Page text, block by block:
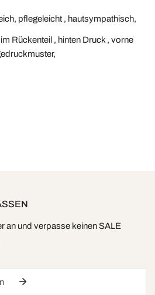
pflegeleicht , hautsympathisch,
Rückenteil , hinten Druck , vorne
an und verpasse keinen SALE